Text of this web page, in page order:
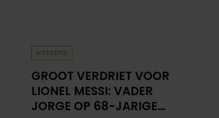
WEEKEND
GROOT VERDRIET VOOR
LIONEL MESSI: VADER
JORGE OP 68-JARIGE